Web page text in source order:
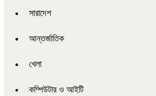
সারাদেশ
আন্তর্জাতিক
খেলা
কম্পিউটার ও আইটি